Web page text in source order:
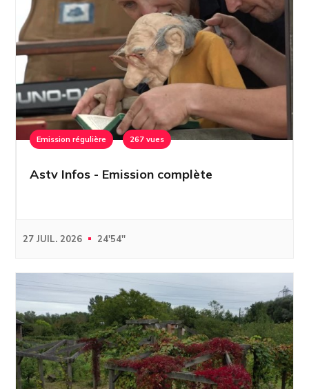
Emission régulière 267 vues
Astv Infos - Emission complète
27 JUIL. 2026 24'54''